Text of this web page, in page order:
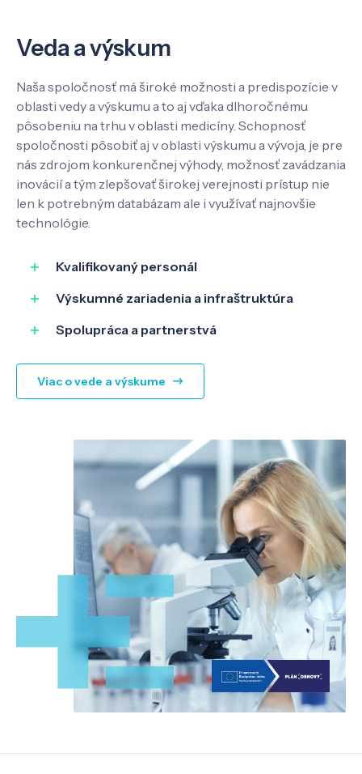
Know-how
O nás
Veda a výskum
Naša spoločnosť má široké možnosti a predispozície v
oblasti vedy a výskumu a to aj vďaka dlhoročnému
pôsobeniu na trhu v oblasti medicíny. Schopnosť
spoločnosti pôsobiť aj v oblasti výskumu a vývoja, je pre
nás zdrojom konkurenčnej výhody, možnosť zavádzania
inovácií a tým zlepšovať širokej verejnosti prístup nie
len k potrebným databázam ale i využívať najnovšie
technológie.
Kvalifikovaný personál
Výskumné zariadenia a infraštruktúra
Spolupráca a partnerstvá
Viac o vede a výskume